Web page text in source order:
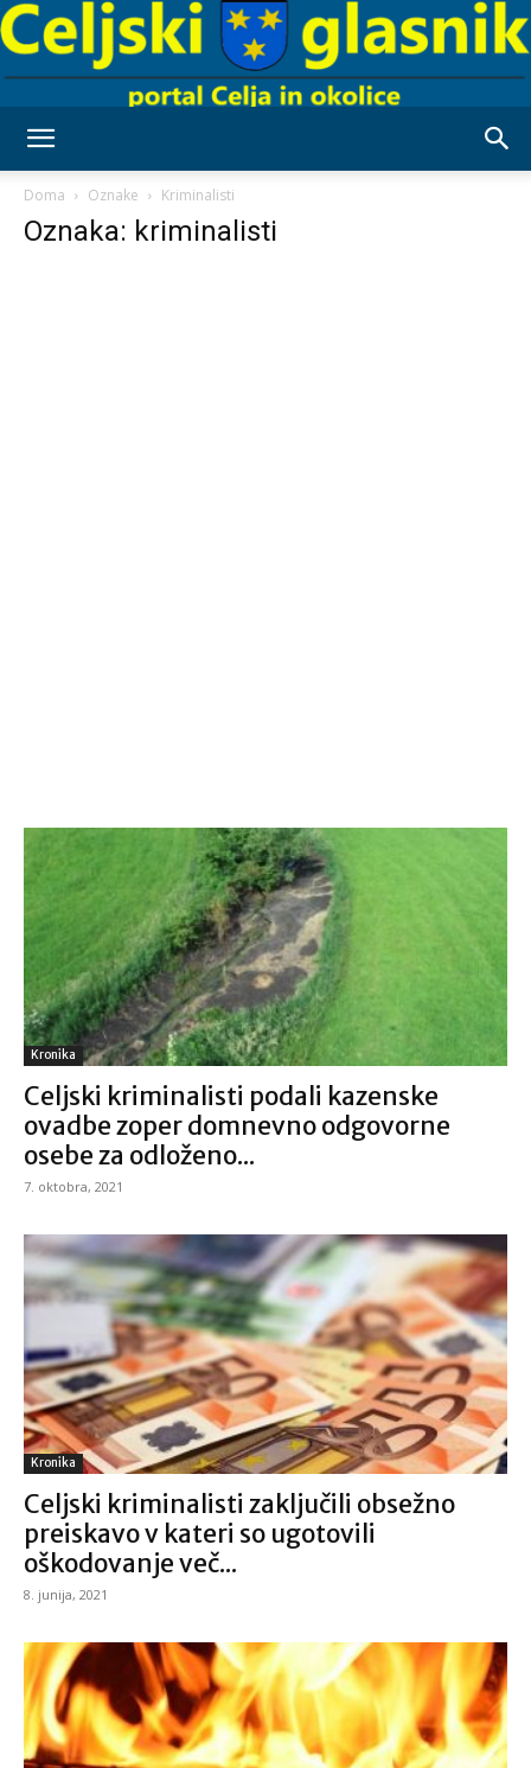
Doma Oznake Kriminalisti
Oznaka: kriminalisti
Kronika
Celjski kriminalisti podali kazenske
ovadbe zoper domnevno odgovorne
osebe za odloženo...
7. oktobra, 2021
Kronika
Celjski kriminalisti zaključili obsežno
preiskavo v kateri so ugotovili
oškodovanje več...
8. junija, 2021